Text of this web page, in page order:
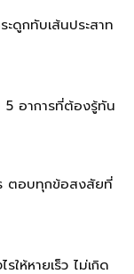
ดูกทับเส้นประสาท
5 อาการที่ต้องรู้ทัน
ตอบทุกข้อสงสัยที่
ให้หายเร็ว ไม่เกิด